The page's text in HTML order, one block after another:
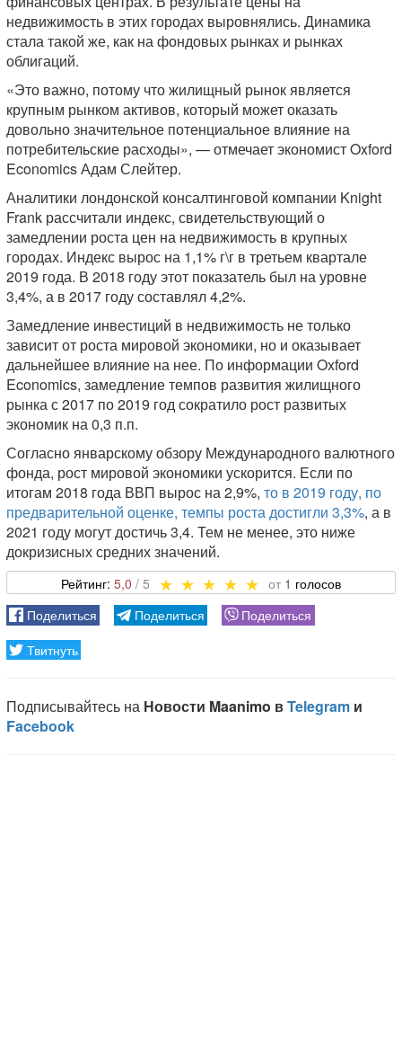
недвижимость в этих городах выровнялись. Динамика
стала такой же, как на фондовых рынках и рынках
облигаций.
«Это важно, потому что жилищный рынок является
крупным рынком активов, который может оказать
довольно значительное потенциальное влияние на
потребительские расходы», — отмечает экономист Oxford
Economics Адам Слейтер.
Аналитики лондонской консалтинговой компании Knight
Frank рассчитали индекс, свидетельствующий о
замедлении роста цен на недвижимость в крупных
городах. Индекс вырос на 1,1% г\г в третьем квартале
2019 года. В 2018 году этот показатель был на уровне
3,4%, а в 2017 году составлял 4,2%.
Замедление инвестиций в недвижимость не только
зависит от роста мировой экономики, но и оказывает
дальнейшее влияние на нее. По информации Oxford
Economics, замедление темпов развития жилищного
рынка с 2017 по 2019 год сократило рост развитых
экономик на 0,3 п.п.
Согласно январскому обзору Международного валютного
фонда, рост мировой экономики ускорится. Если по
итогам 2018 года ВВП вырос на 2,9%, то в 2019 году, по
предварительной оценке, темпы роста достигли 3,3%, а в
2021 году могут достичь 3,4. Тем не менее, это ниже
докризисных средних значений.
5,0 1